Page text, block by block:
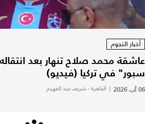
أخبار النجوم
عاشقة محمد صلاح تنهار بعد
سبور" في تركيا (فيديو)
06 آب 2026 | القاهرة - شريف عبد الفهيم